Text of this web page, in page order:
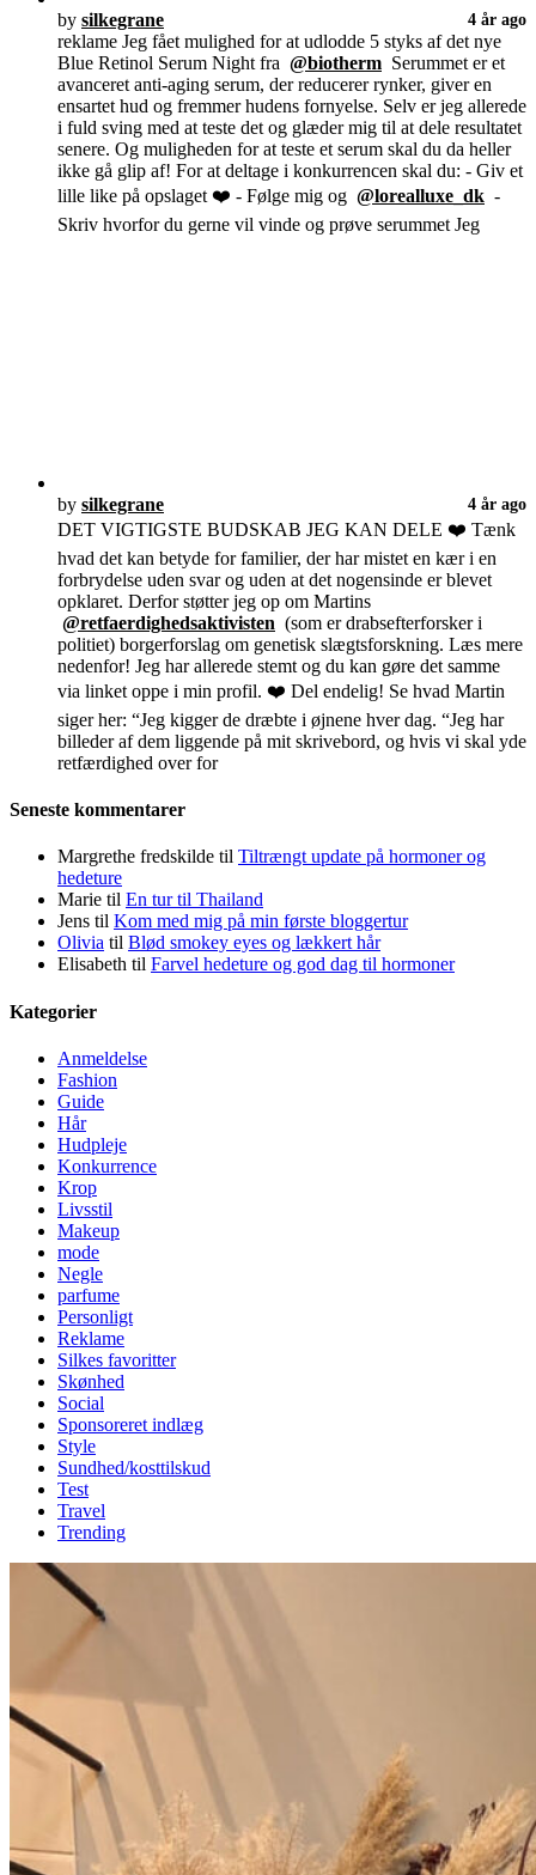
by silkegrane 4 år ago
reklame Jeg fået mulighed for at udlodde 5 styks af det nye
Blue Retinol Serum Night fra @biotherm Serummet er et
avanceret anti-aging serum, der reducerer rynker, giver en
ensartet hud og fremmer hudens fornyelse. Selv er jeg allerede
i fuld sving med at teste det og glæder mig til at dele resultatet
senere. Og muligheden for at teste et serum skal du da heller
ikke gå glip af! For at deltage i konkurrencen skal du: - Giv et
lille like på opslaget ❤️ - Følge mig og @lorealluxe_dk -
Skriv hvorfor du gerne vil vinde og prøve serummet Jeg
by silkegrane 4 år ago
DET VIGTIGSTE BUDSKAB JEG KAN DELE ❤️ Tænk
hvad det kan betyde for familier, der har mistet en kær i en
forbrydelse uden svar og uden at det nogensinde er blevet
opklaret. Derfor støtter jeg op om Martins
@retfaerdighedsaktivisten (som er drabsefterforsker i
politiet) borgerforslag om genetisk slægtsforskning. Læs mere
nedenfor! Jeg har allerede stemt og du kan gøre det samme
via linket oppe i min profil. ❤️ Del endelig! Se hvad Martin
siger her: “Jeg kigger de dræbte i øjnene hver dag. “Jeg har
billeder af dem liggende på mit skrivebord, og hvis vi skal yde
retfærdighed over for
Seneste kommentarer
Margrethe fredskilde til Tiltrængt update på hormoner og
hedeture
Marie til En tur til Thailand
Jens til Kom med mig på min første bloggertur
Olivia til Blød smokey eyes og lækkert hår
Elisabeth til Farvel hedeture og god dag til hormoner
Kategorier
Anmeldelse
Fashion
Guide
Hår
Hudpleje
Konkurrence
Krop
Livsstil
Makeup
mode
Negle
parfume
Personligt
Reklame
Silkes favoritter
Skønhed
Social
Sponsoreret indlæg
Style
Sundhed/kosttilskud
Test
Travel
Trending